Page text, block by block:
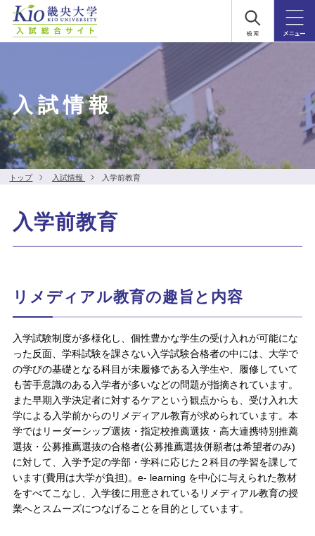
入試情報
トップ 入試情報 入学前教育
入学前教育
リメディアル教育の趣旨と内容
入学試験制度が多様化し、個性豊かな学生の受け入れが可能にな
った反面、学科試験を課さない入学試験合格者の中には、大学で
の学びの基礎となる科目が未履修である入学生や、履修していて
も苦手意識のある入学者が多いなどの問題が指摘されています。
また早期入学決定者に対するケアという観点からも、受け入れ大
学による入学前からのリメディアル教育が求められています。本
学ではリーダーシップ選抜・指定校推薦選抜・高大連携特別推薦
選抜・公募推薦選抜の合格者(公募推薦選抜併願者は希望者のみ)
に対して、入学予定の学部・学科に応じた２科目の学習を課して
います(費用は大学が負担)。e- learning を中心に与えられた教材
をすべてこなし、入学後に用意されているリメディアル教育の授
業へとスムーズにつなげることを目的としています。